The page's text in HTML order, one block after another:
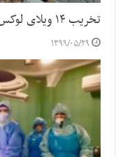
تخریب ۱۴ ویلای لوکس در آمل
۱۳۹۹/۰۵/۲۹